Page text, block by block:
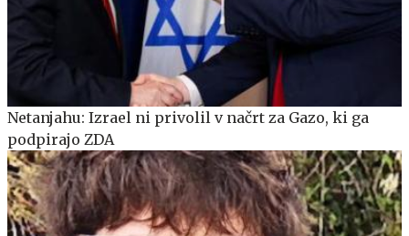
Netanjahu: Izrael ni privolil v načrt za Gazo, ki ga
podpirajo ZDA